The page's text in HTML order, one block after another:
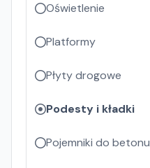
Oświetlenie
Platformy
Płyty drogowe
Podesty i kładki
Pojemniki do betonu